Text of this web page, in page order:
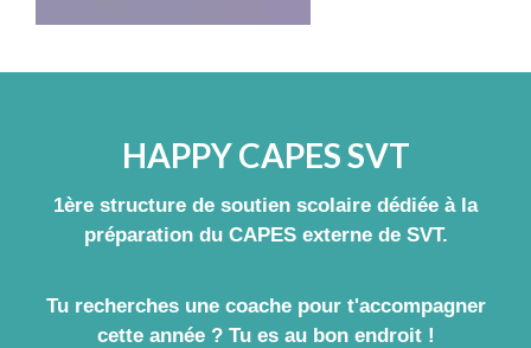
HAPPY CAPES SVT
1ère structure de soutien scolaire dédiée à la
préparation du CAPES externe de SVT.
Tu recherches une coache pour t'accompagner
cette année ? Tu es au bon endroit !